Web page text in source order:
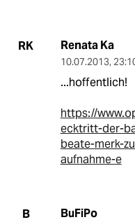
RK Renata Ka
10.07.2013,
...hoffentlich!
https://
ecktritt-der-
beate-merk-
aufnahme-e
B BuFiPo